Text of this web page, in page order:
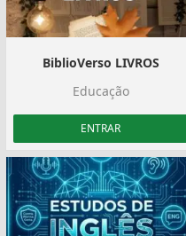
BiblioVerso LIVROS
Educação
ENTRAR